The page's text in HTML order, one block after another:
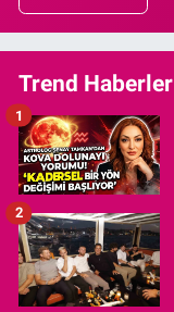
Trend Haberler
1
2